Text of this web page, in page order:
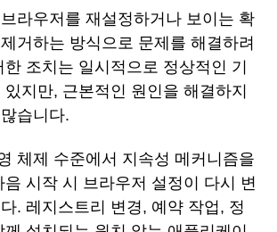
라우저를 재설정하거나 보이는 확
거하는 방식으로 문제를 해결하려
조치는 일시적으로 정상적인 기
지만, 근본적인 원인을 해결하지
습니다.
체제 수준에서 지속성 메커니즘을
시작 시 브라우저 설정이 다시 변
. 레지스트리 변경, 예약 작업, 정